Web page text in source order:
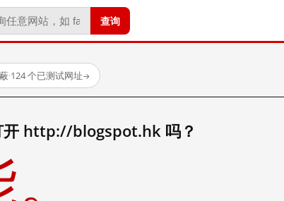
查询
·124 个已测试网址→
开 http://blogspot.hk 吗？